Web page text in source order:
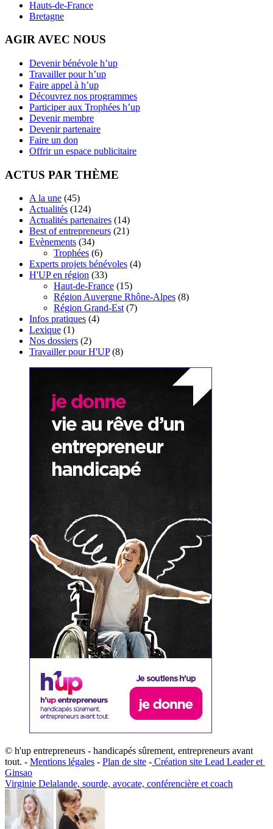
Hauts-de-France
Bretagne
AGIR AVEC NOUS
Devenir bénévole h’up
Travailler pour h’up
Faire appel à h’up
Découvrez nos programmes
Participer aux Trophées h’up
Devenir membre
Devenir partenaire
Faire un don
Offrir un espace publicitaire
ACTUS PAR THÈME
A la une (45)
Actualités (124)
Actualités partenaires (14)
Best of entrepreneurs (21)
Evènements (34)
Trophées (6)
Experts projets bénévoles (4)
H'UP en région (33)
Haut-de-France (15)
Région Auvergne Rhône-Alpes (8)
Région Grand-Est(7)
Infos pratiques (4)
Lexique (1)
Nos dossiers (2)
Travailler pour H'UP(8)
© h'up entrepreneurs - handicapés sûrement, entrepreneurs avant
tout. - Mentions légales - Plan de site - ​Création site ​​Lead Leader​ et ​
G​insao
Virginie Delalande, sourde, avocate, conférencière et coach